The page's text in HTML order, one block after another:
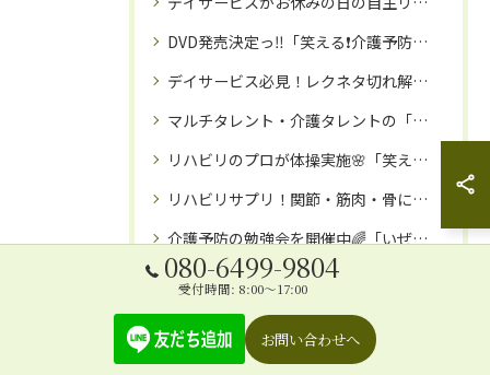
DVD発売決定っ‼️「笑える❗️介護予防体操」🌸講師：お笑い介護予防トレーナーいぜなひさお氏✨‼️〜笑う門には福来る⛩️〜
デイサービス必見！レクネタ切れ解消DVD✨「笑える❗️介護予防体操」DVD発売開始🎊
マルチタレント・介護タレントの「いぜなひさお」氏🌸お笑い介護予防体操教室で、免疫力アップ🌈‼️
リハビリのプロが体操実施🌸「笑える！介護予防体操」DVDで健やかなシニアライフを🌈
リハビリサプリ！関節・筋肉・骨に栄養を！！
介護予防の勉強会を開催中🌈「いぜなひさおの介護予防の話し」🌸Instagramフォロワー２８００名以上！毎週土曜日１４時～🌟
介護予防体操DVD「笑える！介護予防体操」（座ってできる３０分体操：レク体操1回分🌸）
沖縄の「介護崩壊」を防ごう❗️訪問「笑える❗️レク体操」にて職員の業務時間確保で「離職予防」を🌸❗️
沖縄介護予防🌺「笑える❗️介護予防体操教室」で、免疫力アップ・高齢者引きこもり予防にも🌺🌈
080-6499-9804
受付時間: 8:00～17:00
お問い合わせへ